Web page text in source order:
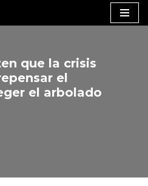
que la crisis
el
el arbolado